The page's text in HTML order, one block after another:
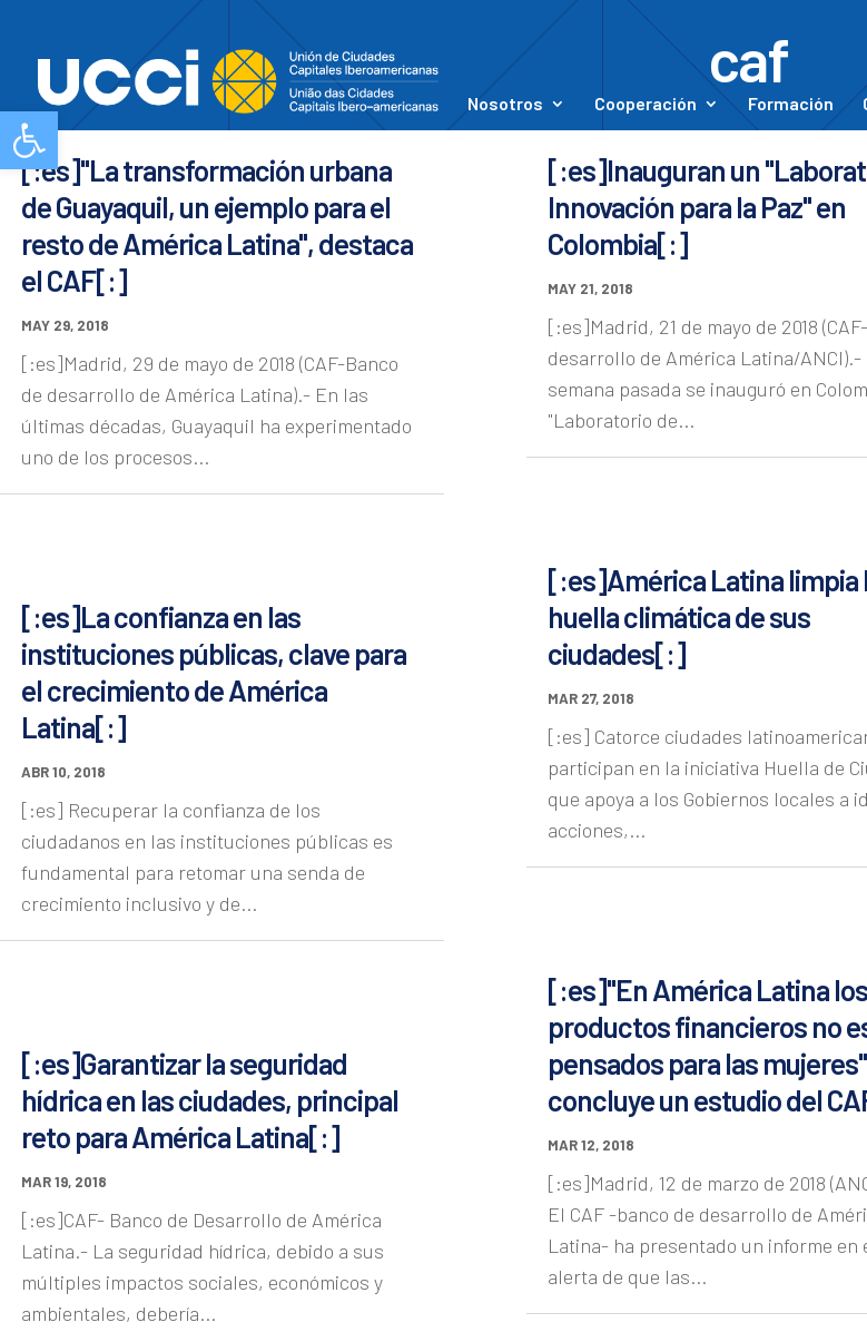
Abrir barra de herramientas Nosotros Cooperación Formación
caf
[:es]"La transformación urbana
de Guayaquil, un ejemplo para el
resto de América Latina", destaca
el CAF[:]
MAY 29, 2018
[:es]Madrid, 29 de mayo de 2018 (CAF-Banco
de desarrollo de América Latina).- En las
últimas décadas, Guayaquil ha experimentado
uno de los procesos...
[:es]La confianza en las
instituciones públicas, clave para
el crecimiento de América
Latina[:]
ABR 10, 2018
[:es] Recuperar la confianza de los
ciudadanos en las instituciones públicas es
fundamental para retomar una senda de
crecimiento inclusivo y de...
[:es]Garantizar la seguridad
hídrica en las ciudades, principal
reto para América Latina[:]
MAR 19, 2018
[:es]CAF- Banco de Desarrollo de América
Latina.- La seguridad hídrica, debido a sus
múltiples impactos sociales, económicos y
ambientales, debería...
[:es]Inauguran un
Innovación para la Paz" en
Colombia[:]
MAY 21, 2018
[:es]Madrid, 21 de mayo de 2018
desarrollo de América Latina/ANCI).-
semana pasada se inauguró en
"Laboratorio de...
[:es]América Latina limpia
huella climática de sus
ciudades[:]
MAR 27, 2018
[:es] Catorce ciudades
participan en la iniciativa Huella de
que apoya a los Gobiernos locales a
acciones,...
[:es]"En América Latina los
productos financieros no
pensados para las
concluye un estudio del
MAR 12, 2018
[:es]Madrid, 12 de marzo de 2018
El CAF -banco de desarrollo de
Latina- ha presentado un informe en
alerta de que las...